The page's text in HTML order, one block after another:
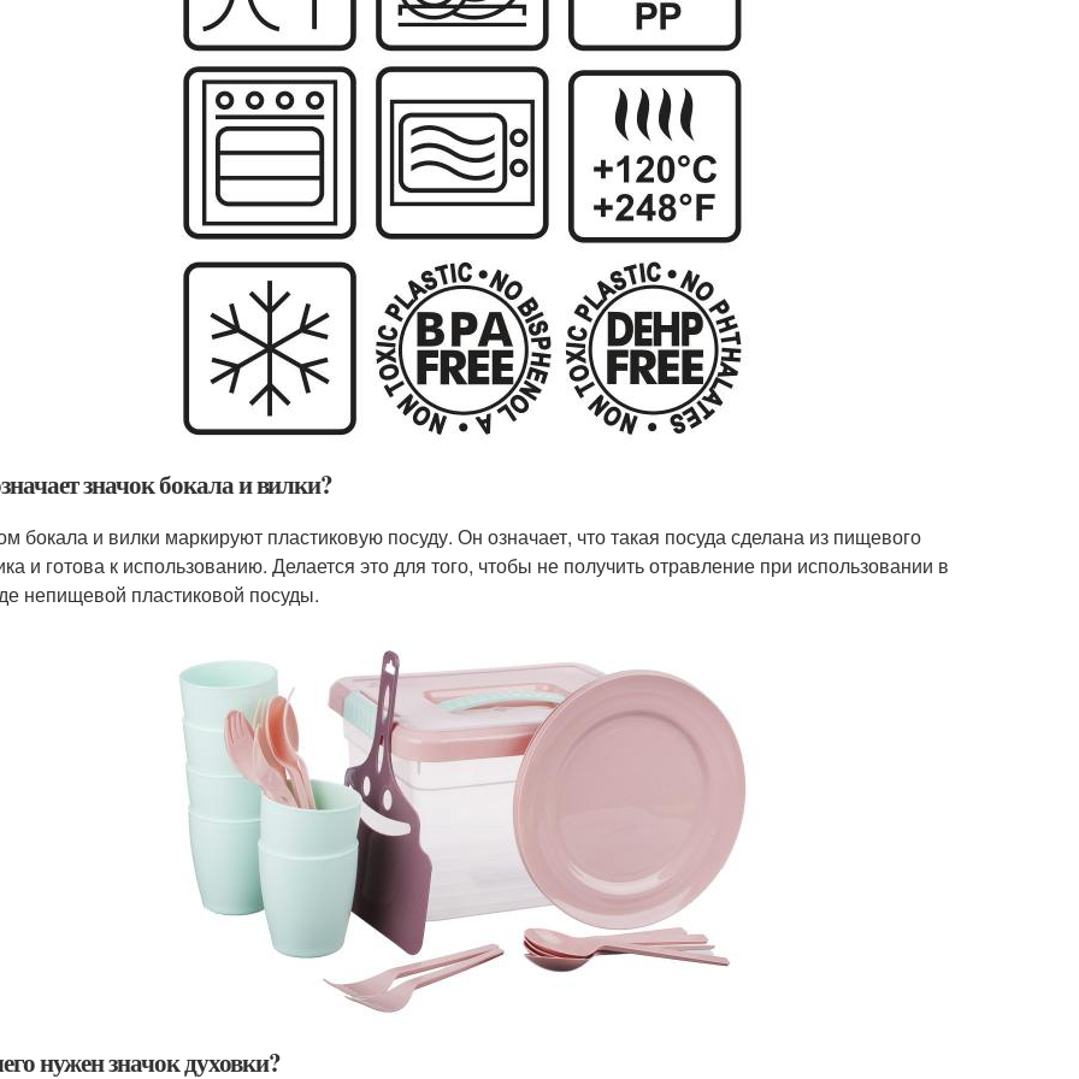
значок бокала и вилки?
бокала и вилки маркируют пластиковую посуду. Он означает, что такая посуда сделана из пищевого
и готова к использованию. Делается это для того, чтобы не получить отравление при использовании в
непищевой пластиковой посуды.
нужен значок духовки?